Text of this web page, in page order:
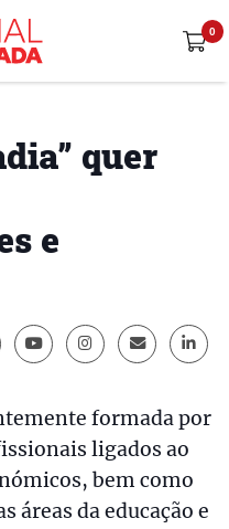
quer
e
formada por
ligados ao
bem como
áreas da educação e